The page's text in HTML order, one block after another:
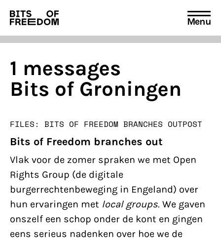
Search
for:
Menu
1 messages
Bits of Groningen
FILES: BITS OF FREEDOM BRANCHES OUTPOST
Bits of Freedom branches out
Vlak voor de zomer spraken we met Open
Rights Group (de digitale
burgerrechtenbeweging in Engeland) over
hun ervaringen met local groups. We gaven
onszelf een schop onder de kont en gingen
eens serieus nadenken over hoe we de